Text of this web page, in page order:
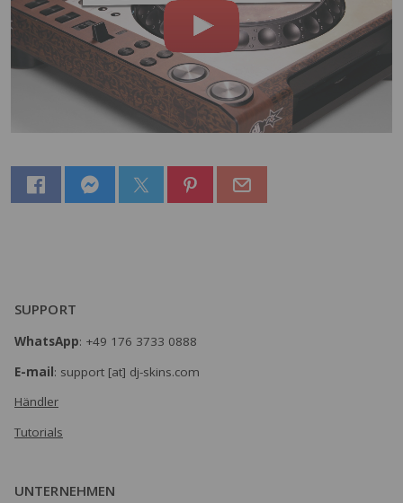
SUPPORT
WhatsApp: +49 176 3733 0888
E-mail: support [at] dj-skins.com
Händler
Tutorials
UNTERNEHMEN